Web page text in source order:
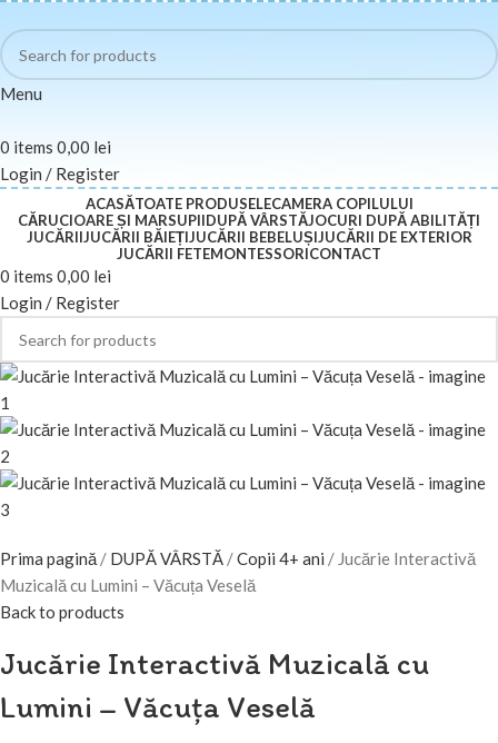
Menu
0 items 0,00 lei
Login / Register
ACASĂTOATE PRODUSELECAMERA COPILULUI
CĂRUCIOARE ȘI MARSUPIIDUPĂ VÂRSTĂJOCURI DUPĂ ABILITĂȚI
JUCĂRIIJUCĂRII BĂIEȚIJUCĂRII BEBELUȘIJUCĂRII DE EXTERIOR
JUCĂRII FETEMONTESSORICONTACT
0 items 0,00 lei
Login / Register
Prima pagină DUPĂ VÂRSTĂ Copii 4+ ani
Jucărie Interactivă
Muzicală cu Lumini – Văcuța Veselă
Back to products
Jucărie Interactivă Muzicală cu
Lumini – Văcuța Veselă